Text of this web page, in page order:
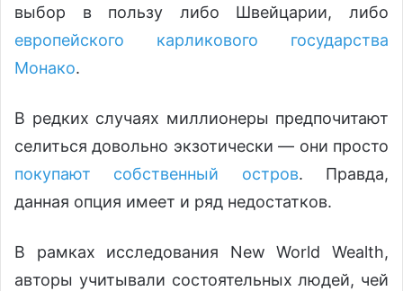
выбор в пользу либо Швейцарии, либо
европейского карликового государства
Монако.
В редких случаях миллионеры предпочитают
селиться довольно экзотически — они просто
покупают собственный остров. Правда,
данная опция имеет и ряд недостатков.
В рамках исследования New World Wealth,
авторы учитывали состоятельных людей, чей